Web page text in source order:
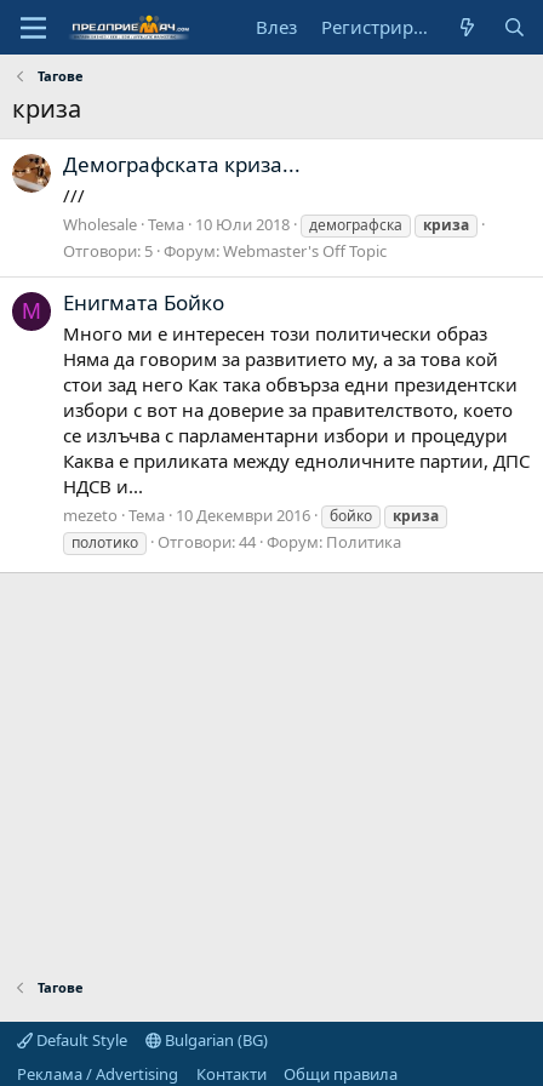
Влез Регистрирай се
Тагове
криза
Демографската криза...
///
Wholesale Тема 10 Юли 2018 демографска криза
Отговори: 5 Форум:Webmaster's Off Topic
M Енигмата Бойко
Много ми е интересен този политически образ
Няма да говорим за развитието му, а за това кой
стои зад него Как така обвърза едни президентски
избори с вот на доверие за правителството, което
се излъчва с парламентарни избори и процедури
Каква е приликата между едноличните партии, ДПС
НДСВ и...
mezeto Тема 10 Декември 2016 бойко
криза
полотико
Отговори: 44 Форум: Политика
Тагове
Default Style
Bulgarian (BG)
Реклама / Advertising
Контакти
Общи правила